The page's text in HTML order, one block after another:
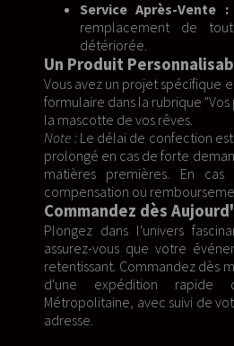
Service Après-Vente :
remplacement de
détériorée.
Un Produit
Vous avez un projet spécifique
formulaire dans la rubrique
la mascotte de vos rêves.
Note : Le délai de confection
prolongé en cas de forte
matières premières. En
compensation ou
Commandez dès
Plongez dans l'univers
assurez-vous que votre
retentissant. Commandez dès
d'une expédition rapide
Métropolitaine, avec suivi de
adresse.